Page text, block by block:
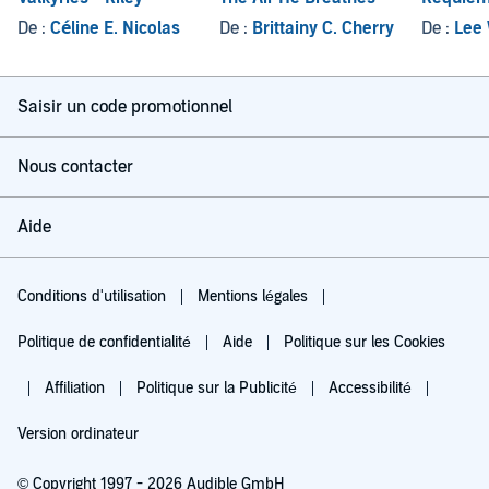
De : Céline E. Nicolas
De : Brittainy C. Cherry
De : Lee
Saisir un code promotionnel
Nous contacter
Aide
Conditions d'utilisation Mentions légales
Politique de confidentialité Aide Politique sur les Cookies
Affiliation Politique sur la Publicité Accessibilité
Version ordinateur
© Copyright 1997 - 2026 Audible GmbH